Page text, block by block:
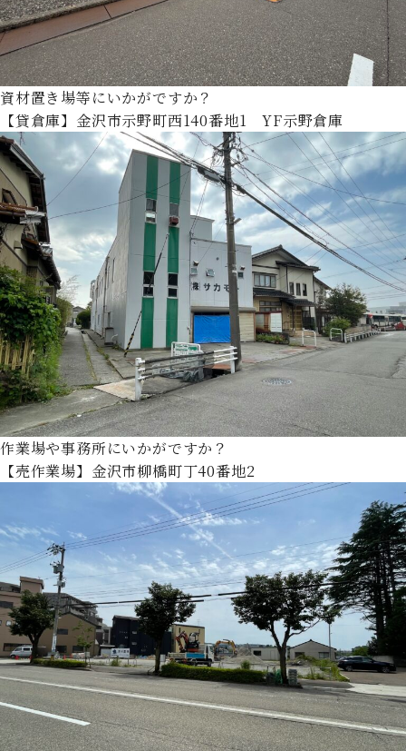
資材置き場等にいかがですか？
【貸倉庫】金沢市示野町西140番地1 YF示野倉庫
作業場や事務所にいかがですか？
【売作業場】金沢市柳橋町丁40番地2